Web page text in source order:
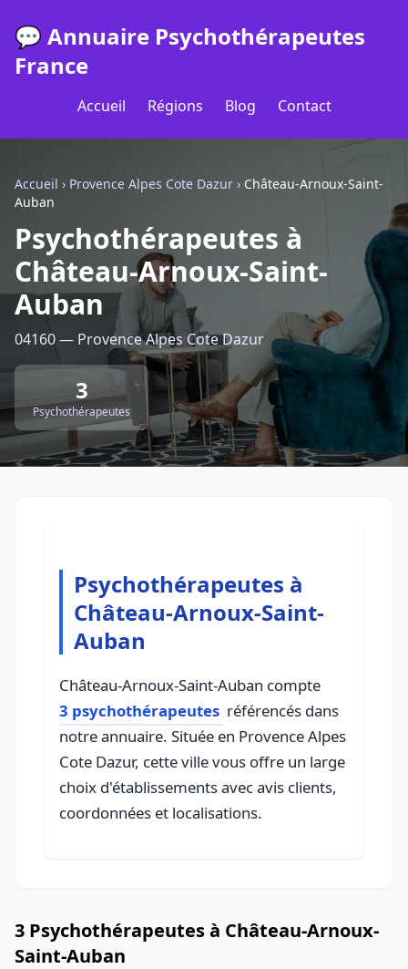
💬 Annuaire Psychothérapeutes
France
Accueil Régions Blog Contact
Accueil › Provence Alpes Cote Dazur › Château-Arnoux-Saint-
Auban
Psychothérapeutes à
Château-Arnoux-Saint-
Auban
04160 — Provence Alpes Cote Dazur
3
Psychothérapeutes
Psychothérapeutes à
Château-Arnoux-Saint-
Auban
Château-Arnoux-Saint-Auban compte
3 psychothérapeutes référencés dans
notre annuaire. Située en Provence Alpes
Cote Dazur, cette ville vous offre un large
choix d'établissements avec avis clients,
coordonnées et localisations.
3 Psychothérapeutes à Château-Arnoux-
Saint-Auban